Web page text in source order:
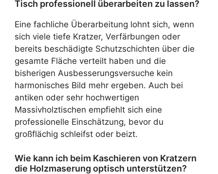
Tisch professionell überarbeiten zu lassen?
Eine fachliche Überarbeitung lohnt sich, wenn
sich viele tiefe Kratzer, Verfärbungen oder
bereits beschädigte Schutzschichten über die
gesamte Fläche verteilt haben und die
bisherigen Ausbesserungsversuche kein
harmonisches Bild mehr ergeben. Auch bei
antiken oder sehr hochwertigen
Massivholztischen empfiehlt sich eine
professionelle Einschätzung, bevor du
großflächig schleifst oder beizt.
Wie kann ich beim Kaschieren von Kratzern
die Holzmaserung optisch unterstützen?